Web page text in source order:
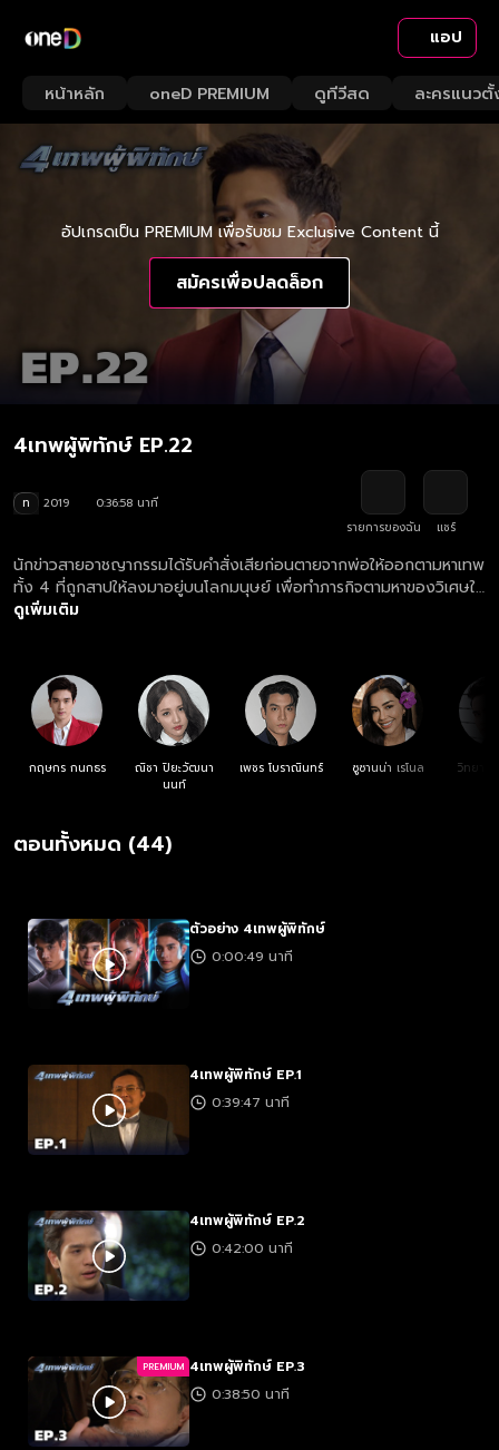
แอป
หน้าหลัก oneD PREMIUM ดูทีวีสด ละครแนวตั้
อัปเกรดเป็น PREMIUM เพื่อรับชม Exclusive Content นี้
สมัครเพื่อปลดล็อก
4เทพผู้พิทักษ์ EP.22
ท 2019
0:36:58 นาที
รายการของฉัน
แชร์
นักข่าวสายอาชญากรรมได้รับคำสั่งเสียก่อนตายจากพ่อให้ออกตามหาเทพ
ทั้ง 4 ที่ถูกสาปให้ลงมาอยู่บนโลกมนุษย์ เพื่อทำภารกิจตามหาของวิเศษให้
ครบ ก่อนที่เหล่าคนชั่วจะนำมันไปใช้ในทางที่ผิด
ดูเพิ่มเติม
กฤษกร กนกธร
ณิชา ปิยะวัฒนา
นนท์
เพชร โบราณินทร์ ซูซานน่า เรโนล วิทยา
ตอนทั้งหมด (44)
ตัวอย่าง 4เทพผู้พิทักษ์
0:00:49 นาที
4เทพผู้พิทักษ์ EP.1
0:39:47 นาที
4เทพผู้พิทักษ์ EP.2
0:42:00 นาที
PREMIUM 4เทพผู้พิทักษ์ EP.3
0:38:50 นาที